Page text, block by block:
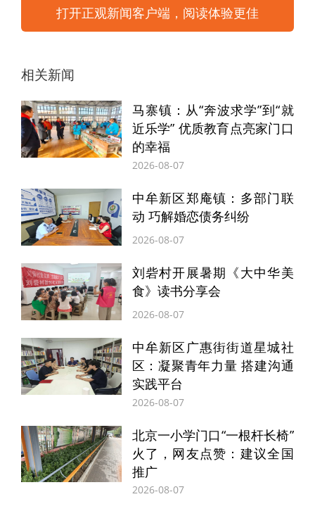
究中心“用教育守护生命成长”的追求高度契
合，也是我们此次携手的初心所在。”中牟新
表达了感谢。
河南大学生命教育研究中心专家表示，将依
的人才力量，在深入推进阅读教学，特别是
在如何系统、有效指导学生进行“整本书阅
读”方面，提供更专业的引领和更科学的范
式。能够为该校的整本书阅读项目注入新的
活力、开启新的篇章。
近年来，中牟新区朝阳街小学“书香校园”建
打开正观新闻客户端，阅读体验更佳
相关新闻
马寨镇：从“奔波求学”到“就
近乐学” 优质教育点亮家门口
的幸福
2026-08-07
中牟新区郑庵镇：多部门联
动 巧解婚恋债务纠纷
2026-08-07
刘砦村开展暑期《大中华美
食》读书分享会
2026-08-07
中牟新区广惠街街道星城社
区：凝聚青年力量 搭建沟通
实践平台
2026-08-07
北京一小学门口“一根杆长椅”
火了，网友点赞：建议全国
推广
2026-08-07